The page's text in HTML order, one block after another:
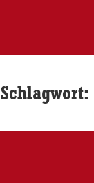
Schlagwort: